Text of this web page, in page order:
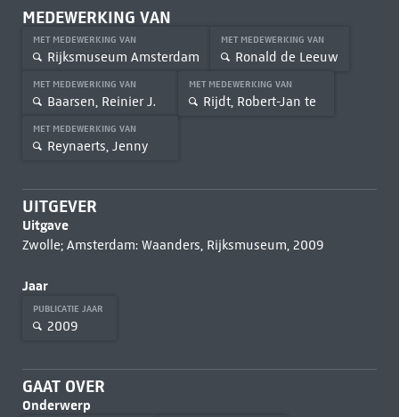
MEDEWERKING VAN
MET MEDEWERKING VAN
Rijksmuseum Amsterdam
MET MEDEWERKING VAN
Ronald de Leeuw
MET MEDEWERKING VAN
Baarsen, Reinier J.
MET MEDEWERKING VAN
Rijdt, Robert-Jan te
MET MEDEWERKING VAN
Reynaerts, Jenny
UITGEVER
Uitgave
Zwolle; Amsterdam: Waanders, Rijksmuseum, 2009
Jaar
PUBLICATIE JAAR
2009
GAAT OVER
Onderwerp